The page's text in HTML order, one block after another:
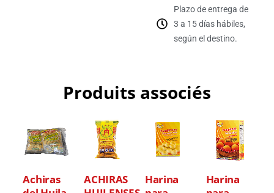
Plazo de entrega de
3 a 15 días hábiles,
según el destino.
Produits associés
Achiras
ACHIRAS
Harina
Harina